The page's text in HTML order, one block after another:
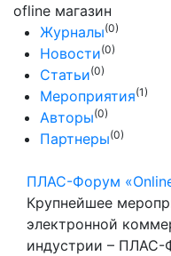
ofline магазин
Журналы(0)
Новости(0)
Статьи(0)
Мероприятия(1)
Авторы(0)
Партнеры(0)
ПЛАС-Форум
Крупнейшее
электронной
индустрии – ПЛАС-